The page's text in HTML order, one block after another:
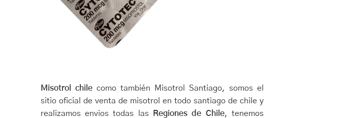
Misotrol chilecomo también Misotrol Santiago, somos el
sitio oficial de venta de misotrol en todo santiago de chile y
realizamos envios todas las
Regiones de Chile, tenemos